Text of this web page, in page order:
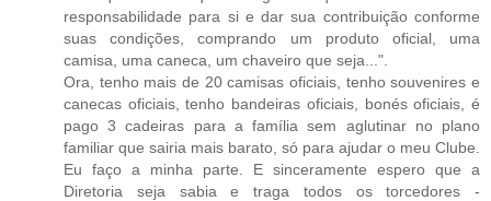
responsabilidade para si e dar sua contribuição conforme
suas condições, comprando um produto oficial, uma
camisa, uma caneca, um chaveiro que seja...".
Ora, tenho mais de 20 camisas oficiais, tenho souvenires e
canecas oficiais, tenho bandeiras oficiais, bonés oficiais, é
pago 3 cadeiras para a família sem aglutinar no plano
familiar que sairia mais barato, só para ajudar o meu Clube.
Eu faço a minha parte. E sinceramente espero que a
Diretoria seja sabia e traga todos os torcedores -